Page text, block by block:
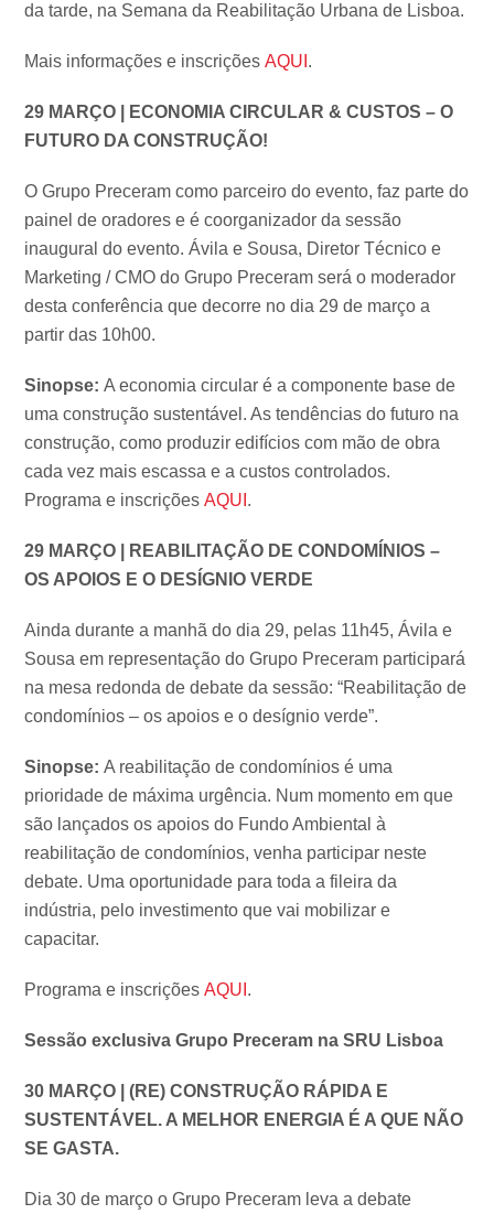
da tarde, na Semana da Reabilitação Urbana de Lisboa.
Mais informações e inscriçõesAQUI .
29 MARÇO | ECONOMIA CIRCULAR & CUSTOS – O
FUTURO DA CONSTRUÇÃO!
O Grupo Preceram como parceiro do evento, faz parte do
painel de oradores e é coorganizador da sessão
inaugural do evento. Ávila e Sousa, Diretor Técnico e
Marketing / CMO do Grupo Preceram será o moderador
desta conferência que decorre no dia 29 de março a
partir das 10h00.
Sinopse: A economia circular é a componente base de
uma construção sustentável. As tendências do futuro na
construção, como produzir edifícios com mão de obra
cada vez mais escassa e a custos controlados.
Programa e inscriçõesAQUI .
29 MARÇO | REABILITAÇÃO DE CONDOMÍNIOS –
OS APOIOS E O DESÍGNIO VERDE
Ainda durante a manhã do dia 29, pelas 11h45, Ávila e
Sousa em representação do Grupo Preceram participará
na mesa redonda de debate da sessão: “Reabilitação de
condomínios – os apoios e o desígnio verde”.
Sinopse: A reabilitação de condomínios é uma
prioridade de máxima urgência. Num momento em que
são lançados os apoios do Fundo Ambiental à
reabilitação de condomínios, venha participar neste
debate. Uma oportunidade para toda a fileira da
indústria, pelo investimento que vai mobilizar e
capacitar.
Programa e inscriçõesAQUI .
Sessão exclusiva Grupo Preceram na SRU Lisboa
30 MARÇO | (RE) CONSTRUÇÃO RÁPIDA E
SUSTENTÁVEL. A MELHOR ENERGIA É A QUE NÃO
SE GASTA.
Dia 30 de março o Grupo Preceram leva a debate